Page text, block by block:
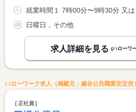
日曜日，その他
求人詳細を見る (ハローワ
ハローワーク求人（掲載元：越谷公共職業安定所）
正社員